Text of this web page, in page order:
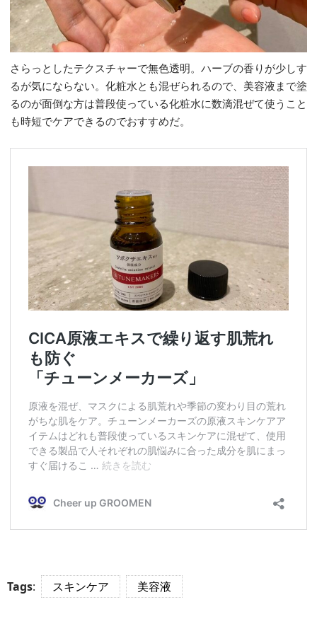
さらっとしたテクスチャーで無色透明。ハーブの香りが少しす
るが気にならない。化粧水とも混ぜられるので、美容液まで塗
るのが面倒な方は普段使っている化粧水に数滴混ぜて使うこと
も時短でケアできるのでおすすめだ。
Tags: スキンケア 美容液